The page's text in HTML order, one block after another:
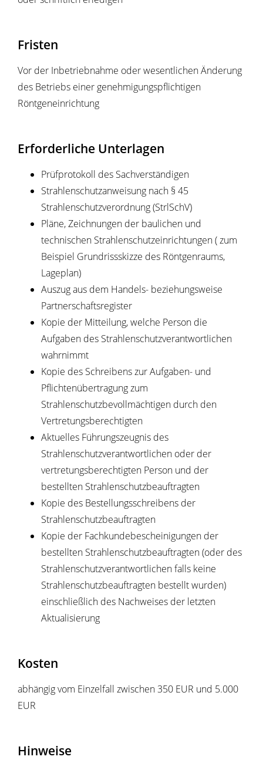
Fristen
Vor der Inbetriebnahme oder wesentlichen Änderung
des Betriebs einer genehmigungspflichtigen
Röntgeneinrichtung
Erforderliche Unterlagen
Prüfprotokoll des Sachverständigen
Strahlenschutzanweisung nach § 45
Strahlenschutzverordnung (StrlSchV)
Pläne, Zeichnungen der baulichen und
technischen Strahlenschutzeinrichtungen ( zum
Beispiel Grundrissskizze des Röntgenraums,
Lageplan)
Auszug aus dem Handels- beziehungsweise
Partnerschaftsregister
Kopie der Mitteilung, welche Person die
Aufgaben des Strahlenschutzverantwortlichen
wahrnimmt
Kopie des Schreibens zur Aufgaben- und
Pflichtenübertragung zum
Strahlenschutzbevollmächtigen durch den
Vertretungsberechtigten
Aktuelles Führungszeugnis des
Strahlenschutzverantwortlichen oder der
vertretungsberechtigten Person und der
bestellten Strahlenschutzbeauftragten
Kopie des Bestellungsschreibens der
Strahlenschutzbeauftragten
Kopie der Fachkundebescheinigungen der
bestellten Strahlenschutzbeauftragten (oder des
Strahlenschutzverantwortlichen falls keine
Strahlenschutzbeauftragten bestellt wurden)
einschließlich des Nachweises der letzten
Aktualisierung
Kosten
abhängig vom Einzelfall zwischen 350 EUR und 5.000
EUR
Hinweise